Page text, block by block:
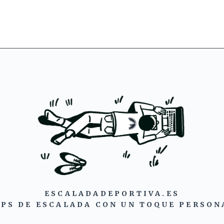
ESCALADADEPORTIVA.ES
DE ESCALADA CON UN TOQUE